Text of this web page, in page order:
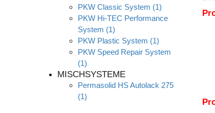
PKW Classic System (1)
PKW Hi-TEC Performance
System (1)
PKW Plastic System (1)
PKW Speed Repair System
(1)
MISCHSYSTEME
Permasolid HS Autolack 275
(1)